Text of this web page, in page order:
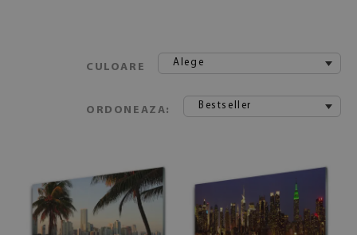
CULOARE Alege
ORDONEAZA: Bestseller